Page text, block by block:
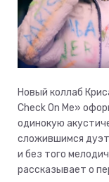
Новый коллаб
Check On Me»
одинокую
сложившимся
и без того
рассказывает о